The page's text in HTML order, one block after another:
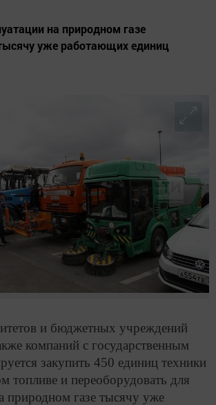
на природном газе
уже работающих единиц
и бюджетных учреждений
компаний с государственным
закупить 450 единиц техники
топливе и переоборудовать для
природном газе тысячу уже